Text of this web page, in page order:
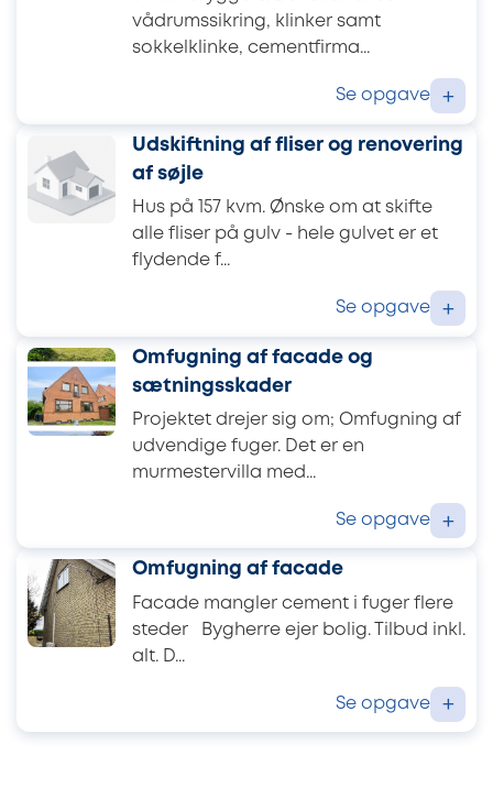
vådrumssikring, klinker samt
sokkelklinke, cementfirma...
Se opgave +
Udskiftning af fliser og renovering
af søjle
Hus på 157 kvm. Ønske om at skifte
alle fliser på gulv - hele gulvet er et
flydende f...
Se opgave +
Omfugning af facade og
sætningsskader
Projektet drejer sig om; Omfugning af
udvendige fuger. Det er en
murmestervilla med...
Se opgave +
Omfugning af facade
Facade mangler cement i fuger flere
steder Bygherre ejer bolig. Tilbud inkl.
alt. D...
Se opgave +